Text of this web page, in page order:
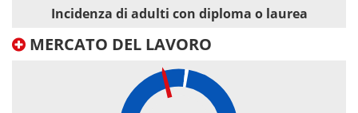
Incidenza di adulti con diploma o laurea
MERCATO DEL LAVORO